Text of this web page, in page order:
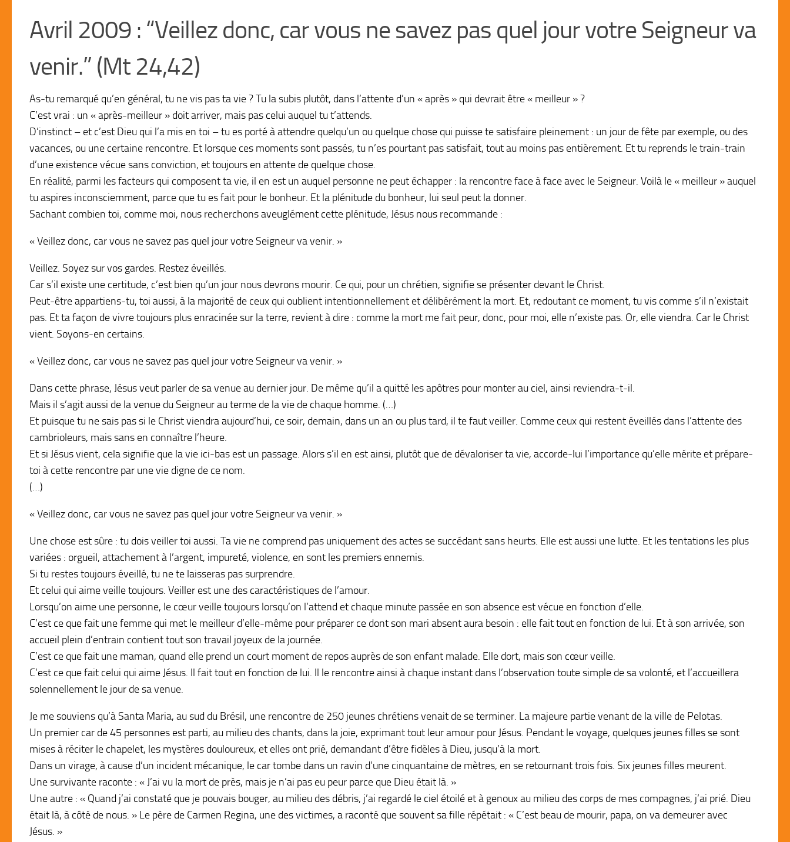
Avril 2009 : “Veillez donc, car vous ne savez pas quel jour votre Seigneur va
venir.” (Mt 24,42)
As-tu remarqué qu’en général, tu ne vis pas ta vie ? Tu la subis plutôt, dans l’attente d’un « après » qui devrait être « meilleur » ?
C’est vrai : un « après-meilleur » doit arriver, mais pas celui auquel tu t’attends.
D’instinct – et c’est Dieu qui l’a mis en toi – tu es porté à attendre quelqu’un ou quelque chose qui puisse te satisfaire pleinement : un jour de fête par exemple, ou des
vacances, ou une certaine rencontre. Et lorsque ces moments sont passés, tu n’es pourtant pas satisfait, tout au moins pas entièrement. Et tu reprends le train-train
d’une existence vécue sans conviction, et toujours en attente de quelque chose.
En réalité, parmi les facteurs qui composent ta vie, il en est un auquel personne ne peut échapper : la rencontre face à face avec le Seigneur. Voilà le « meilleur » auquel
tu aspires inconsciemment, parce que tu es fait pour le bonheur. Et la plénitude du bonheur, lui seul peut la donner.
Sachant combien toi, comme moi, nous recherchons aveuglément cette plénitude, Jésus nous recommande :
« Veillez donc, car vous ne savez pas quel jour votre Seigneur va venir. »
Veillez. Soyez sur vos gardes. Restez éveillés.
Car s’il existe une certitude, c’est bien qu’un jour nous devrons mourir. Ce qui, pour un chrétien, signifie se présenter devant le Christ.
Peut-être appartiens-tu, toi aussi, à la majorité de ceux qui oublient intentionnellement et délibérément la mort. Et, redoutant ce moment, tu vis comme s’il n’existait
pas. Et ta façon de vivre toujours plus enracinée sur la terre, revient à dire : comme la mort me fait peur, donc, pour moi, elle n’existe pas. Or, elle viendra. Car le Christ
vient. Soyons-en certains.
« Veillez donc, car vous ne savez pas quel jour votre Seigneur va venir. »
Dans cette phrase, Jésus veut parler de sa venue au dernier jour. De même qu’il a quitté les apôtres pour monter au ciel, ainsi reviendra-t-il.
Mais il s’agit aussi de la venue du Seigneur au terme de la vie de chaque homme. (…)
Et puisque tu ne sais pas si le Christ viendra aujourd’hui, ce soir, demain, dans un an ou plus tard, il te faut veiller. Comme ceux qui restent éveillés dans l’attente des
cambrioleurs, mais sans en connaître l’heure.
Et si Jésus vient, cela signifie que la vie ici-bas est un passage. Alors s’il en est ainsi, plutôt que de dévaloriser ta vie, accorde-lui l’importance qu’elle mérite et prépare-
toi à cette rencontre par une vie digne de ce nom.
(…)
« Veillez donc, car vous ne savez pas quel jour votre Seigneur va venir. »
Une chose est sûre : tu dois veiller toi aussi. Ta vie ne comprend pas uniquement des actes se succédant sans heurts. Elle est aussi une lutte. Et les tentations les plus
variées : orgueil, attachement à l’argent, impureté, violence, en sont les premiers ennemis.
Si tu restes toujours éveillé, tu ne te laisseras pas surprendre.
Et celui qui aime veille toujours. Veiller est une des caractéristiques de l’amour.
Lorsqu’on aime une personne, le cœur veille toujours lorsqu’on l’attend et chaque minute passée en son absence est vécue en fonction d’elle.
C’est ce que fait une femme qui met le meilleur d’elle-même pour préparer ce dont son mari absent aura besoin : elle fait tout en fonction de lui. Et à son arrivée, son
accueil plein d’entrain contient tout son travail joyeux de la journée.
C’est ce que fait une maman, quand elle prend un court moment de repos auprès de son enfant malade. Elle dort, mais son cœur veille.
C’est ce que fait celui qui aime Jésus. Il fait tout en fonction de lui. Il le rencontre ainsi à chaque instant dans l’observation toute simple de sa volonté, et l’accueillera
solennellement le jour de sa venue.
Je me souviens qu’à Santa Maria, au sud du Brésil, une rencontre de 250 jeunes chrétiens venait de se terminer. La majeure partie venant de la ville de Pelotas.
Un premier car de 45 personnes est parti, au milieu des chants, dans la joie, exprimant tout leur amour pour Jésus. Pendant le voyage, quelques jeunes filles se sont
mises à réciter le chapelet, les mystères douloureux, et elles ont prié, demandant d’être fidèles à Dieu, jusqu’à la mort.
Dans un virage, à cause d’un incident mécanique, le car tombe dans un ravin d’une cinquantaine de mètres, en se retournant trois fois. Six jeunes filles meurent.
Une survivante raconte : « J’ai vu la mort de près, mais je n’ai pas eu peur parce que Dieu était là. »
Une autre : « Quand j’ai constaté que je pouvais bouger, au milieu des débris, j’ai regardé le ciel étoilé et à genoux au milieu des corps de mes compagnes, j’ai prié. Dieu
était là, à côté de nous. » Le père de Carmen Regina, une des victimes, a raconté que souvent sa fille répétait : « C’est beau de mourir, papa, on va demeurer avec
Jésus. »